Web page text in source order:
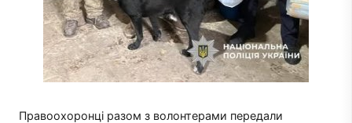
Правоохоронці разом з волонтерами передали